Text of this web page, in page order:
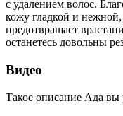
с удалением волос.
кожу гладкой и
предотвращает
останетесь довольны
Видео
Такое описание Ада